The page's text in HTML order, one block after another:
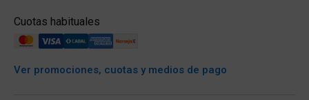
Cuotas habituales
Ver promociones, cuotas y medios de pago